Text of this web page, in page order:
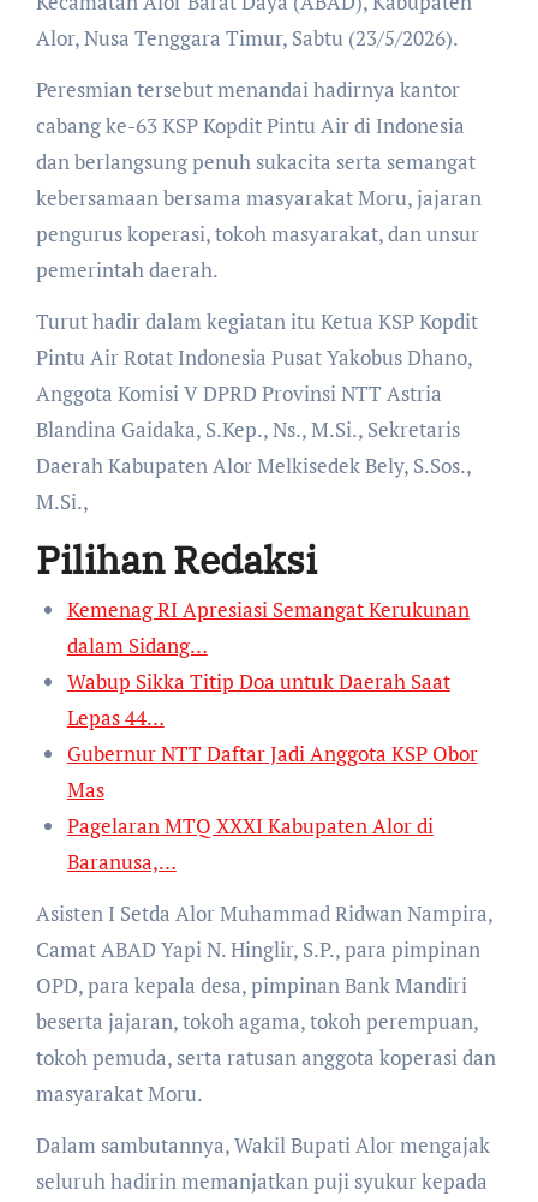
Alor, Nusa Tenggara Timur, Sabtu (23/5/2026).
Peresmian tersebut menandai hadirnya kantor
cabang ke-63 KSP Kopdit Pintu Air di Indonesia
dan berlangsung penuh sukacita serta semangat
kebersamaan bersama masyarakat Moru, jajaran
pengurus koperasi, tokoh masyarakat, dan unsur
pemerintah daerah.
Turut hadir dalam kegiatan itu Ketua KSP Kopdit
Pintu Air Rotat Indonesia Pusat Yakobus Dhano,
Anggota Komisi V DPRD Provinsi NTT Astria
Blandina Gaidaka, S.Kep., Ns., M.Si., Sekretaris
Daerah Kabupaten Alor Melkisedek Bely, S.Sos.,
M.Si.,
Pilihan Redaksi
Kemenag RI Apresiasi Semangat Kerukunan
dalam Sidang…
Wabup Sikka Titip Doa untuk Daerah Saat
Lepas 44…
Gubernur NTT Daftar Jadi Anggota KSP Obor
Mas
Pagelaran MTQ XXXI Kabupaten Alor di
Baranusa,…
Asisten I Setda Alor Muhammad Ridwan Nampira,
Camat ABAD Yapi N. Hinglir, S.P., para pimpinan
OPD, para kepala desa, pimpinan Bank Mandiri
beserta jajaran, tokoh agama, tokoh perempuan,
tokoh pemuda, serta ratusan anggota koperasi dan
masyarakat Moru.
Dalam sambutannya, Wakil Bupati Alor mengajak
seluruh hadirin memanjatkan puji syukur kepada